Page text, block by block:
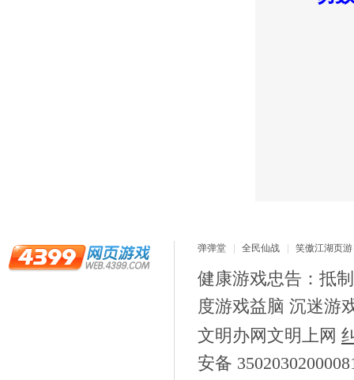
弹弹堂 全民仙战 笑傲江湖页游
健康游戏忠告：抵
度游戏益脑 沉迷游
文明办网文明上网
安备